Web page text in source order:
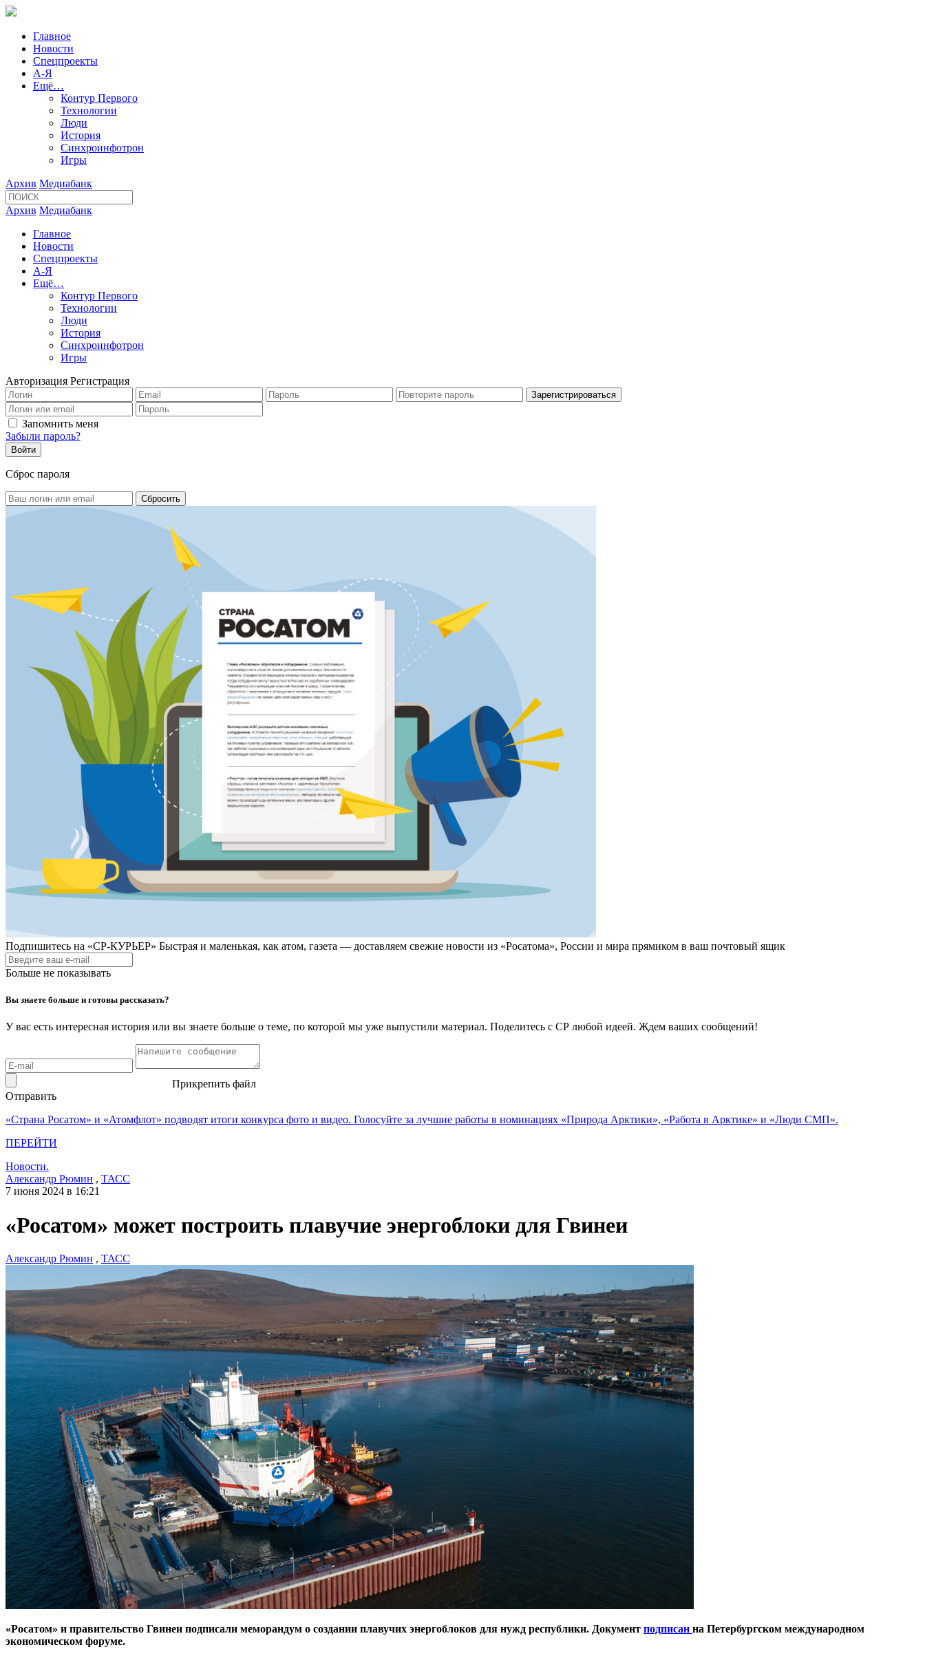
Главное
Новости
Спецпроекты
А-Я
Ещё…
Контур Первого
Технологии
Люди
История
Синхроинфотрон
Игры
Архив Медиабанк
Архив Медиабанк
Главное
Новости
Спецпроекты
А-Я
Ещё…
Контур Первого
Технологии
Люди
История
Синхроинфотрон
Игры
Авторизация Регистрация
Запомнить меня
Забыли пароль?
Сброс пароля
Подпишитесь на «СР-КУРЬЕР» Быстрая и маленькая, как атом, газета — доставляем свежие новости из «Росатома», России и мира прямиком в ваш почтовый ящик
Больше не показывать
Вы знаете больше и готовы рассказать?
У вас есть интересная история или вы знаете больше о теме, по которой мы уже выпустили материал. Поделитесь с СР любой идеей. Ждем ваших сообщений!
Прикрепить файл
Отправить
«Страна Росатом» и «Атомфлот» подводят итоги конкурса фото и видео. Голосуйте за лучшие работы в номинациях «Природа Арктики», «Работа в Арктике» и «Люди СМП».
ПЕРЕЙТИ
Новости.
Александр Рюмин , ТАСС
7 июня 2024 в 16:21
«Росатом» может построить плавучие энергоблоки для Гвинеи
Александр Рюмин , ТАСС
«Росатом» и правительство Гвинеи подписали меморандум о создании плавучих энергоблоков для нужд республики. Документ подписан на Петербургском международном
экономическом форуме.